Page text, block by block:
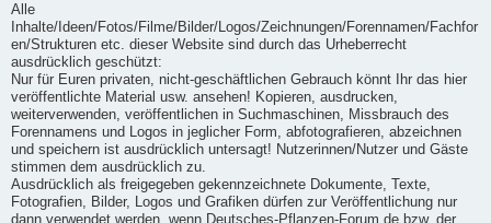
Alle
Inhalte/Ideen/Fotos/Filme/Bilder/Logos/Zeichnungen/Forennamen/Fachfor
en/Strukturen etc. dieser Website sind durch das Urheberrecht
ausdrücklich geschützt:
Nur für Euren privaten, nicht-geschäftlichen Gebrauch könnt Ihr das hier
veröffentlichte Material usw. ansehen! Kopieren, ausdrucken,
weiterverwenden, veröffentlichen in Suchmaschinen, Missbrauch des
Forennamens und Logos in jeglicher Form, abfotografieren, abzeichnen
und speichern ist ausdrücklich untersagt! Nutzerinnen/Nutzer und Gäste
stimmen dem ausdrücklich zu.
Ausdrücklich als freigegeben gekennzeichnete Dokumente, Texte,
Fotografien, Bilder, Logos und Grafiken dürfen zur Veröffentlichung nur
dann verwendet werden, wenn Deutsches-Pflanzen-Forum.de bzw. der